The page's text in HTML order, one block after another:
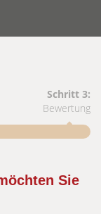
Schritt 3:
Bewertung
Sie